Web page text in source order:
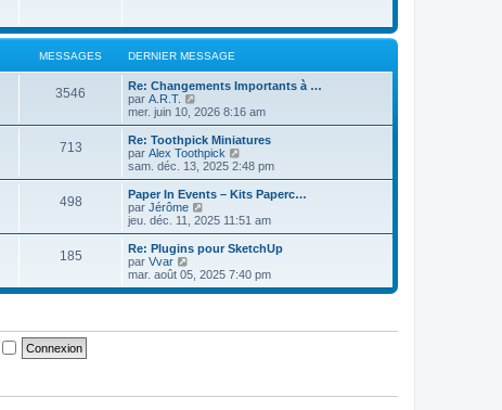
m
e
s
s
a
e
n
e
r
m
s
s
a
g
e
e
r
n
e
r
m
s
s
a
g
e
MESSAGES DERNIER MESSAGE
3546
Re: Changements Importants à …
par A.R.T.
o
i
r
l
e
d
r
n
i
r
e
s
g
mer. juin 10, 2026 8:16 am
713
Re: Toothpick Miniatures
par Alex Toothpick
o
i
r
e
r
n
i
e
e
e
sam. déc. 13, 2025 2:48 pm
498
Paper In Events – Kits Paperc…
par Jérôme
o
i
r
e
e
i
s
jeu. déc. 11, 2025 11:51 am
185
Re: Plugins pour SketchUp
par Vvar
o
i
mar. août 05, 2025 7:40 pm